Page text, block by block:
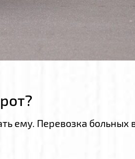
ему. Перевозка больных